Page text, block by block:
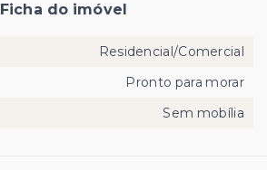
Ficha do imóvel
Residencial/Comercial
Pronto para morar
Sem mobília